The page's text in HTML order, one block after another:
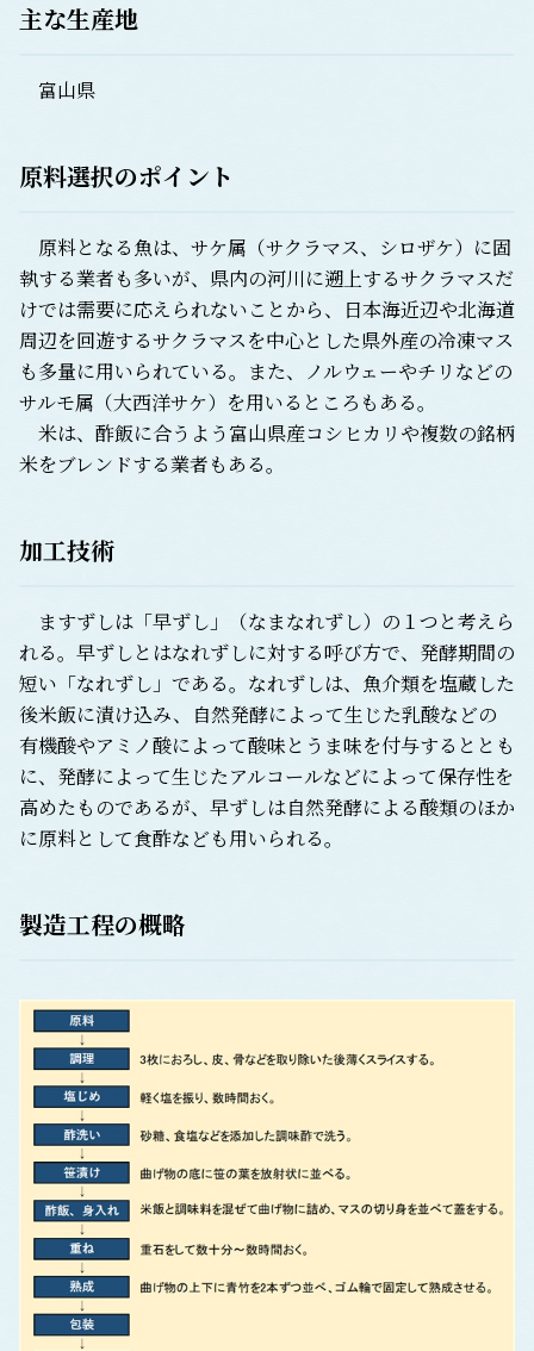
主な生産地
富山県
原料選択のポイント
原料となる魚は、サケ属（サクラマス、シロザケ）に固
執する業者も多いが、県内の河川に遡上するサクラマスだ
けでは需要に応えられないことから、日本海近辺や北海道
周辺を回遊するサクラマスを中心とした県外産の冷凍マス
も多量に用いられている。また、ノルウェーやチリなどの
サルモ属（大西洋サケ）を用いるところもある。
米は、酢飯に合うよう富山県産コシヒカリや複数の銘柄
米をブレンドする業者もある。
加工技術
ますずしは「早ずし」（なまなれずし）の１つと考えら
れる。早ずしとはなれずしに対する呼び方で、発酵期間の
短い「なれずし」である。なれずしは、魚介類を塩蔵した
後米飯に漬け込み、自然発酵によって生じた乳酸などの
有機酸やアミノ酸によって酸味とうま味を付与するととも
に、発酵によって生じたアルコールなどによって保存性を
高めたものであるが、早ずしは自然発酵による酸類のほか
に原料として食酢なども用いられる。
製造工程の概略